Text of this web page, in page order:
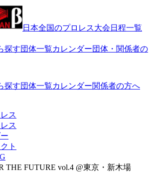
日本全国のプロレス大会日程一覧
探す団体一覧カレンダー団体・関係者の
探す団体一覧カレンダー関係者の方へ
ス
ス
ト
THE FUTURE vol.4 @東京・新木場